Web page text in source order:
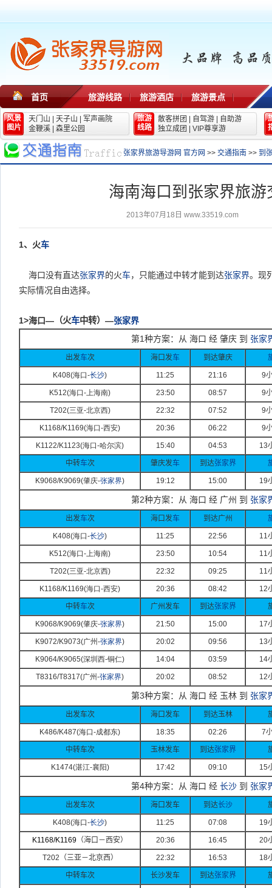
首页 旅游线路 旅游酒店 旅游景点
风景
图片
天门山 天子山
军声画院
金鞭溪
森里公园
旅游
线路
散客拼团 自驾游
自助游
独立成团
VIP尊享游
张家界旅游导游网 官方网 >> 交通指南 >> 到
海南海口到张家界旅游
2013年07月18日 www.33519.com
1、火车
海口没有直达张家界的火车，只能通过中转才能到达张家界。现
实际情况自由选择。
1>海口— （火车中转） —张家界
第1种方案：从 海口 经 肇庆 到 张家
出发车次 海口发车 到达肇庆
K408(海口-长沙) 11:25 21:16 9
K512(海口-上海南) 23:50 08:57 9
T202(三亚-北京西) 22:32 07:52 9
K1168/K1169(海口-西安) 20:36 06:22 9
K1122/K1123(海口-哈尔滨) 15:40 04:53 13
中转车次 肇庆发车 到达张家界
K9068/K9069(肇庆-张家界) 19:12 15:00 19
第2种方案：从 海口 经 广州 到 张家
出发车次 海口发车 到达广州
K408(海口-长沙) 11:25 22:56 11
K512(海口-上海南) 23:50 10:54 11
T202(三亚-北京西) 22:32 09:25 11
K1168/K1169(海口-西安) 20:36 08:42 12
中转车次 广州发车 到达张家界
K9068/K9069(肇庆-张家界) 21:50 15:00 17
K9072/K9073(广州-张家界) 20:02 09:56 13
K9064/K9065(深圳西-铜仁) 14:04 03:59 14
T8316/T8317(广州-张家界) 20:02 08:52 12
第3种方案：从 海口 经 玉林 到 张家
出发车次 海口发车 到达玉林
K486/K487(海口-成都东) 18:35 02:26 7
中转车次 玉林发车 到达张家界
K1474(湛江-襄阳) 17:42 09:10 15
第4种方案：从 海口 经 长沙 到 张家
出发车次 海口发车 到达长沙
K408(海口-长沙) 11:25 07:08 19
K1168/K1169 （海口－西安） 20:36 16:45 20
T202 （三亚－北京西） 22:32 16:53 18
中转车次 长沙发车 到达张家界